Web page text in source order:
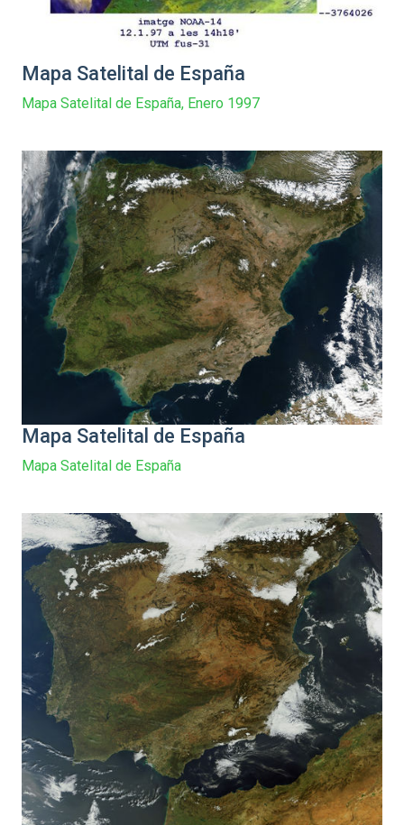
Mapa Satelital de España
Mapa Satelital de España, Enero 1997
Mapa Satelital de España
Mapa Satelital de España